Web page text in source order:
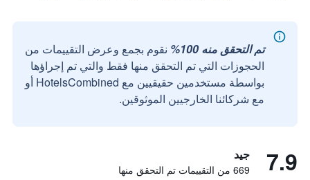
تم التحقق منه 100%
نقوم بجمع وعرض التقييمات من
الحجوزات التي تم التحقق منها فقط والتي تم إجراؤها
بواسطة مستخدمين حقيقيين مع HotelsCombined أو
مع شركائنا الخارجيين الموثوقين.
7.9 جيد
669 من التقييمات تم التحقق منها